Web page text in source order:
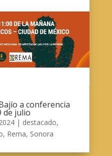
a conferencia
de julio
| destacado,
, Rema, Sonora